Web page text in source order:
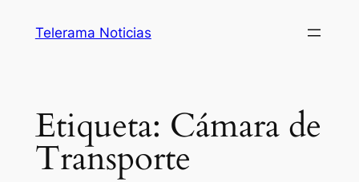
Telerama Noticias
Etiqueta: Cámara de
Transporte